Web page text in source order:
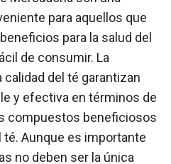
para aquellos que
para la salud del
de consumir. La
del té garantizan
y efectiva en términos de
compuestos beneficiosos
Aunque es importante
no deben ser la única